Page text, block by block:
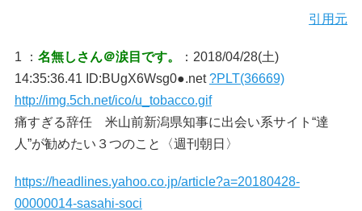
引用元
1 ： 名無しさん＠涙目です。
：2018/04/28(土)
14:35:36.41 ID:BUgX6Wsg0●.net?PLT(36669)
http://img.5ch.net/ico/u_tobacco.gif
痛すぎる辞任 米山前新潟県知事に出会い系サイト“達
人”が勧めたい３つのこと〈週刊朝日〉
https://headlines.yahoo.co.jp/article?a=20180428-
00000014-sasahi-soci